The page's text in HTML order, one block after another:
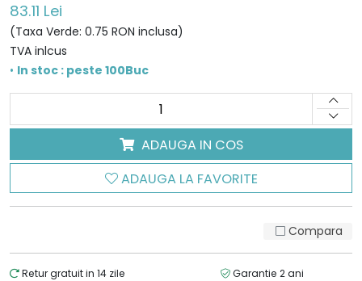
83.11 Lei
(Taxa Verde: 0.75 RON inclusa)
TVA inlcus
• In stoc : peste 100Buc
ADAUGA IN COS
ADAUGA LA FAVORITE
Compara
Retur gratuit in 14 zile Garantie 2 ani